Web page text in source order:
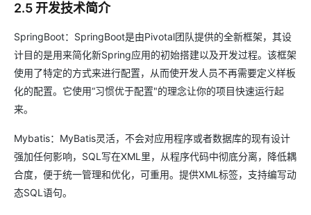
2.5 开发技术简介
SpringBoot：SpringBoot是由Pivotal团队提供的全新框架，其设
计目的是用来简化新Spring应用的初始搭建以及开发过程。该框架
使用了特定的方式来进行配置，从而使开发人员不再需要定义样板
化的配置。它使用“习惯优于配置"的理念让你的项目快速运行起
来。
Mybatis：MyBatis灵活，不会对应用程序或者数据库的现有设计
强加任何影响，SQL写在XML里，从程序代码中彻底分离，降低耦
合度，便于统一管理和优化，可重用。提供XML标签，支持编写动
态SQL语句。